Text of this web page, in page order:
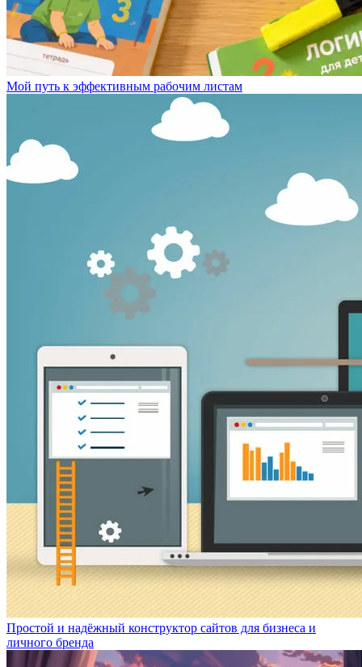
Мой путь к эффективным рабочим листам
Простой и надёжный конструктор сайтов для бизнеса и
личного бренда